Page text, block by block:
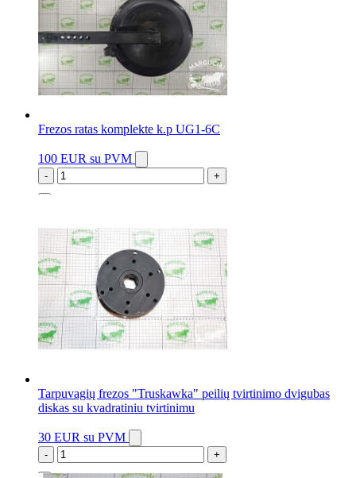
Frezos ratas komplekte k.p UG1-6C
100 EUR su PVM
- +
Tarpuvagių frezos "Truskawka" peilių tvirtinimo dvigubas
diskas su kvadratiniu tvirtinimu
30 EUR su PVM
- +